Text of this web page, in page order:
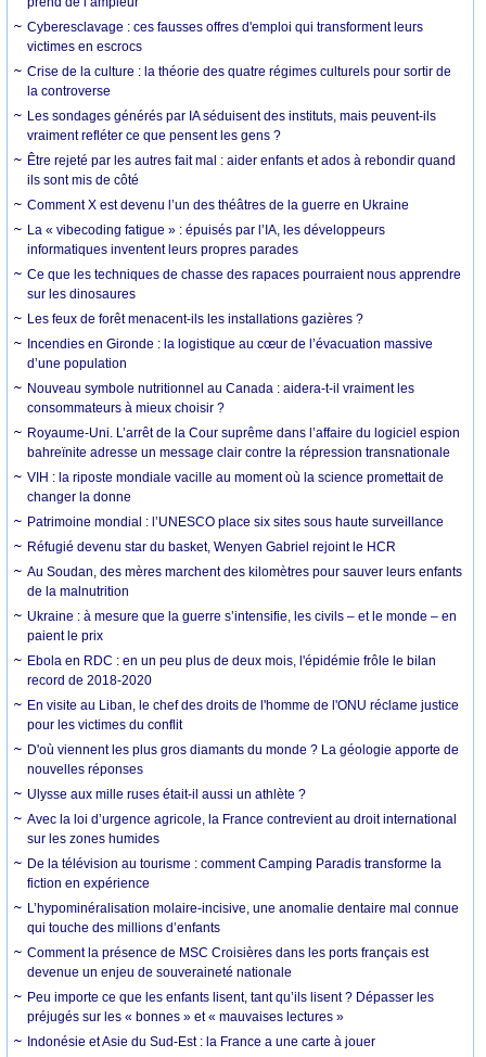
Cyberesclavage : ces fausses offres d'emploi qui transforment leurs
victimes en escrocs
Crise de la culture : la théorie des quatre régimes culturels pour sortir de
la controverse
Les sondages générés par IA séduisent des instituts, mais peuvent-ils
vraiment refléter ce que pensent les gens ?
Être rejeté par les autres fait mal : aider enfants et ados à rebondir quand
ils sont mis de côté
Comment X est devenu l’un des théâtres de la guerre en Ukraine
La « vibecoding fatigue » : épuisés par l’IA, les développeurs
informatiques inventent leurs propres parades
Ce que les techniques de chasse des rapaces pourraient nous apprendre
sur les dinosaures
Les feux de forêt menacent-ils les installations gazières ?
Incendies en Gironde : la logistique au cœur de l’évacuation massive
d’une population
Nouveau symbole nutritionnel au Canada : aidera-t-il vraiment les
consommateurs à mieux choisir ?
Royaume-Uni. L’arrêt de la Cour suprême dans l’affaire du logiciel espion
bahreïnite adresse un message clair contre la répression transnationale
VIH : la riposte mondiale vacille au moment où la science promettait de
changer la donne
Patrimoine mondial : l’UNESCO place six sites sous haute surveillance
Réfugié devenu star du basket, Wenyen Gabriel rejoint le HCR
Au Soudan, des mères marchent des kilomètres pour sauver leurs enfants
de la malnutrition
Ukraine : à mesure que la guerre s’intensifie, les civils – et le monde – en
paient le prix
Ebola en RDC : en un peu plus de deux mois, l'épidémie frôle le bilan
record de 2018-2020
En visite au Liban, le chef des droits de l'homme de l'ONU réclame justice
pour les victimes du conflit
D'où viennent les plus gros diamants du monde ? La géologie apporte de
nouvelles réponses
Ulysse aux mille ruses était-il aussi un athlète ?
Avec la loi d’urgence agricole, la France contrevient au droit international
sur les zones humides
De la télévision au tourisme : comment Camping Paradis transforme la
fiction en expérience
L’hypominéralisation molaire-incisive, une anomalie dentaire mal connue
qui touche des millions d’enfants
Comment la présence de MSC Croisières dans les ports français est
devenue un enjeu de souveraineté nationale
Peu importe ce que les enfants lisent, tant qu’ils lisent ? Dépasser les
préjugés sur les « bonnes » et « mauvaises lectures »
Indonésie et Asie du Sud-Est : la France a une carte à jouer